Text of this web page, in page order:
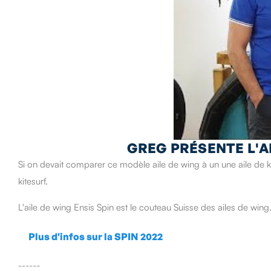
GREG PRÉSENTE
Si on devait comparer ce modèle aile de wing à un une aile de
kitesurf.
L'aile de wing Ensis Spin est le couteau Suisse des ailes de wing.
Plus d'infos sur la SPIN 2022
------